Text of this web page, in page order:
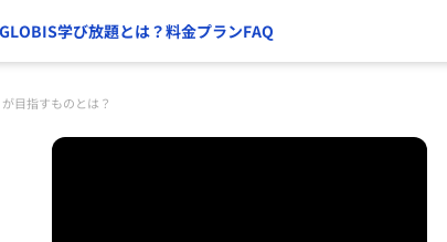
学び放題とは？料金プランFAQ
目指すものとは？